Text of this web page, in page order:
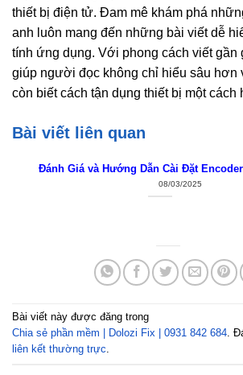
thiết bị điện tử. Đam mê khám phá
anh luôn mang đến những bài viết dễ
tính ứng dụng. Với phong cách viết gần
giúp người đọc không chỉ hiểu sâu hơn
còn biết cách tận dụng thiết bị một cách
Bài viết liên quan
Đánh Giá và Hướng Dẫn Cài Đặt
08/03/2025
Bài viết này được đăng trong
Chia sẻ phần mềm | Dolozi Fix | 0931 842 684.
liên kết thường trực.